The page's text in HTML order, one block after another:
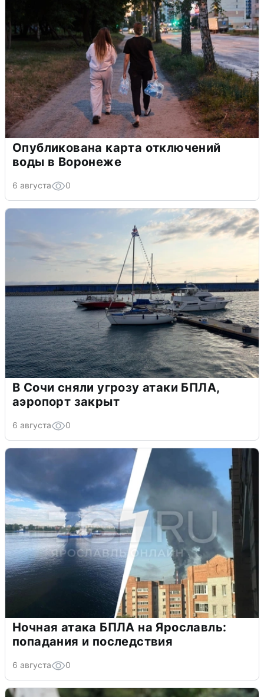
Опубликована карта отключений
воды в Воронеже
6 августа 0
В Сочи сняли угрозу атаки БПЛА,
аэропорт закрыт
6 августа 0
Ночная атака БПЛА на Ярославль:
попадания и последствия
6 августа 0